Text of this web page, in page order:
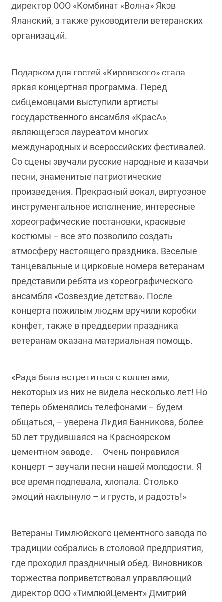
директор ООО «Комбинат «Волна» Яков
Яланский, а также руководители ветеранских
организаций.
Подарком для гостей «Кировского» стала
яркая концертная программа. Перед
сибцемовцами выступили артисты
государственного ансамбля «КрасА»,
являющегося лауреатом многих
международных и всероссийских фестивалей.
Со сцены звучали русские народные и казачьи
песни, знаменитые патриотические
произведения. Прекрасный вокал, виртуозное
инструментальное исполнение, интересные
хореографические постановки, красивые
костюмы – все это позволило создать
атмосферу настоящего праздника. Веселые
танцевальные и цирковые номера ветеранам
представили ребята из хореографического
ансамбля «Созвездие детства». После
концерта пожилым людям вручили коробки
конфет, также в преддверии праздника
ветеранам оказана материальная помощь.
«Рада была встретиться с коллегами,
некоторых из них не видела несколько лет! Но
теперь обменялись телефонами – будем
общаться, – уверена Лидия Банникова, более
50 лет трудившаяся на Красноярском
цементном заводе. – Очень понравился
концерт – звучали песни нашей молодости. Я
все время подпевала, хлопала. Столько
эмоций нахлынуло – и грусть, и радость!»
Ветераны Тимлюйского цементного завода по
традиции собрались в столовой предприятия,
где проходил праздничный обед. Виновников
торжества поприветствовал управляющий
директор ООО «ТимлюйЦемент» Дмитрий